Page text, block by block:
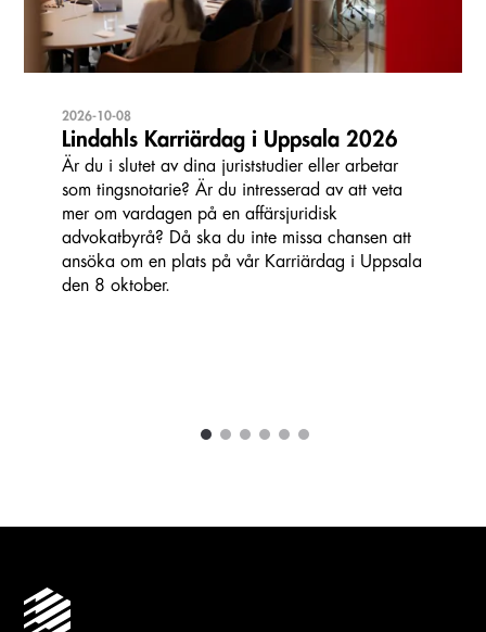
2026-10-08
Lindahls Karriärdag i Uppsala 2026
Är du i slutet av dina juriststudier eller arbetar
som tingsnotarie? Är du intresserad av att veta
mer om vardagen på en affärsjuridisk
advokatbyrå? Då ska du inte missa chansen att
ansöka om en plats på vår Karriärdag i Uppsala
den 8 oktober.
1 2 3 4 5 6